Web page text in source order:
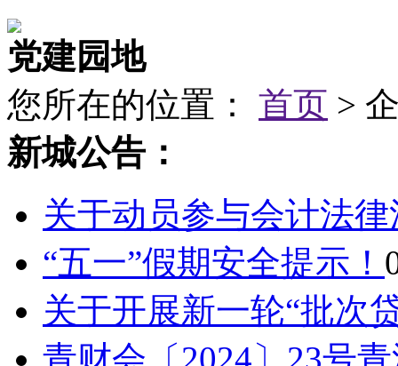
党建园地
您所在的位置： 首页 >
新城公告：
关于动员参与会计法
“五一”假期安全提示！
关于开展新一轮“批次